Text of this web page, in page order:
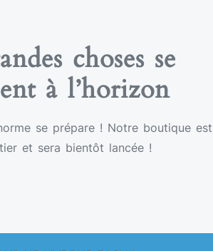
choses se
à l’horizon
se prépare ! Notre boutique est
et sera bientôt lancée !